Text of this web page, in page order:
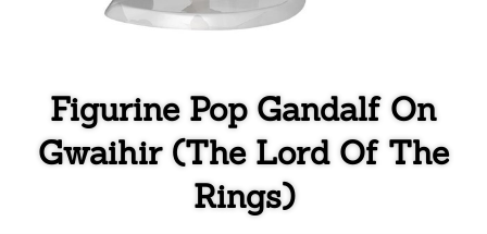
Figurine Pop Gandalf On
Gwaihir (The Lord Of The
Rings)